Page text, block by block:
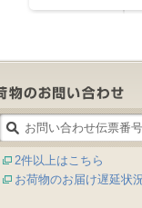
2件以上はこちら
お荷物のお届け遅延状